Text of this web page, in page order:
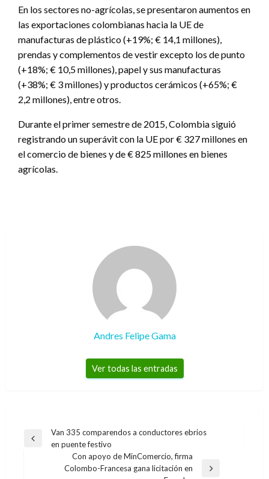
En los sectores no-agrícolas, se presentaron aumentos en
las exportaciones colombianas hacia la UE de
manufacturas de plástico (+19%; € 14,1 millones),
prendas y complementos de vestir excepto los de punto
(+18%; € 10,5 millones), papel y sus manufacturas
(+38%; € 3 millones) y productos cerámicos (+65%; €
2,2 millones), entre otros.
Durante el primer semestre de 2015, Colombia siguió
registrando un superávit con la UE por € 327 millones en
el comercio de bienes y de € 825 millones en bienes
agrícolas.
Andres Felipe Gama
Ver todas las entradas
Navegación
entradas
Entrada
Van 335 comparendos a conductores ebrios
en puente festivo
Con apoyo de MinComercio, firma
Colombo-Francesa gana licitación en